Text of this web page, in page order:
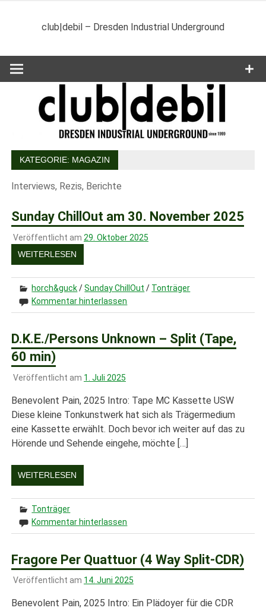
club|debil – Dresden Industrial Underground
KATEGORIE: MAGAZIN
Interviews, Rezis, Berichte
Sunday ChillOut am 30. November 2025
Veröffentlicht am 29. Oktober 2025
WEITERLESEN
horch&guck/Sunday ChillOut / Tonträger
Kommentar hinterlassen
D.K.E./Persons Unknown – Split (Tape,
60 min)
Veröffentlicht am 1. Juli 2025
Benevolent Pain, 2025 Intro: Tape MC Kassette USW
Diese kleine Tonkunstwerk hat sich als Trägermedium
eine Kassette erwählt. Doch bevor ich weiter auf das zu
Hörende und Sehende eingehe, möchte […]
WEITERLESEN
Tonträger
Kommentar hinterlassen
Fragore Per Quattuor (4 Way Split-CDR)
Veröffentlicht am 14. Juni 2025
Benevolent Pain, 2025 Intro: Ein Plädoyer für die CDR